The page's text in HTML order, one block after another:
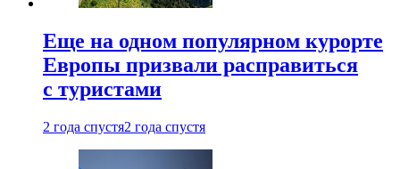
Еще на одном популярном курорте
Европы призвали расправиться
с туристами
2 года спустя2 года спустя